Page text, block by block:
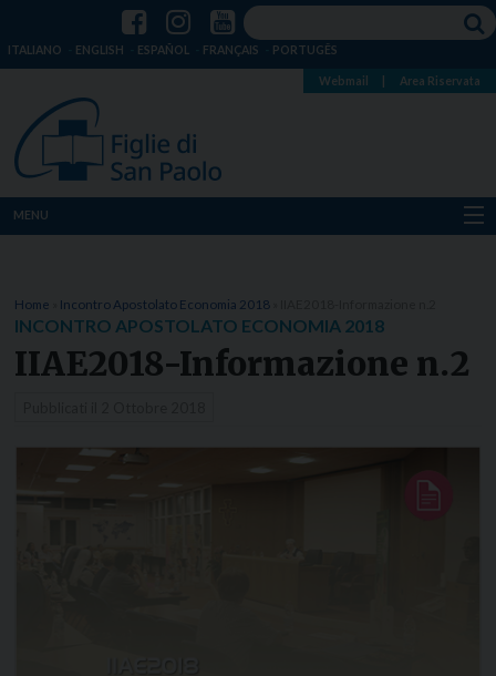
ITALIANO ENGLISH ESPAÑOL FRANÇAIS PORTUGÊS
Webmail Area Riservata
MENU
Dove siamo
Notizie
Home Incontro Apostolato Economia 2018
INCONTRO APOSTOLATO ECONOMIA 2018
IIAE2018-Informazione n.2